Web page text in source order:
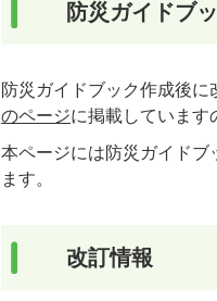
防災ガイドブ
防災ガイドブック作成後
のページに掲載しています
本ページには防災ガイドブ
ます。
改訂情報